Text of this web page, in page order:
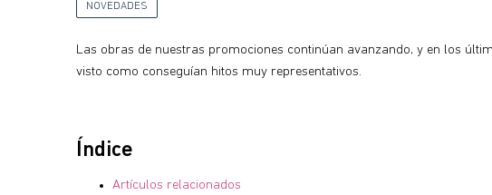
NOVEDADES
Las obras de nuestras promociones continúan avanzando, y en los
visto como conseguían hitos muy representativos.
Índice
Artículos relacionados